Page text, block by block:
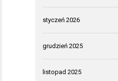
styczeń 2026
grudzień 2025
listopad 2025